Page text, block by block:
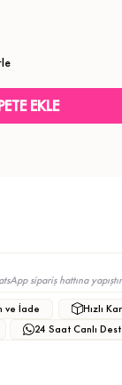
sipariş hattına
ve İade Hızlı
24 Saat Canlı